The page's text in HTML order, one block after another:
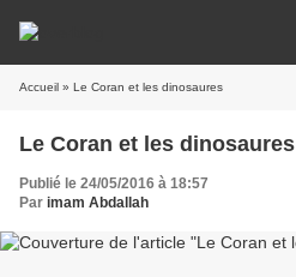
Accueil » Le Coran et les dinosaures
Le Coran et les dinosaures
Publié le 24/05/2016 à 18:57
Par imam Abdallah